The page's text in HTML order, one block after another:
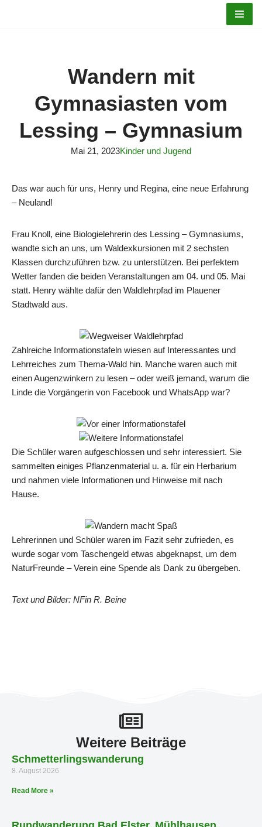
Wandern mit
Gymnasiasten vom
Lessing – Gymnasium
Mai 21, 2023Kinder und Jugend
Das war auch für uns, Henry und Regina, eine neue Erfahrung
– Neuland!
Frau Knoll, eine Biologielehrerin des Lessing – Gymnasiums,
wandte sich an uns, um Waldexkursionen mit 2 sechsten
Klassen durchzuführen bzw. zu unterstützen. Bei perfektem
Wetter fanden die beiden Veranstaltungen am 04. und 05. Mai
statt. Henry wählte dafür den Waldlehrpfad im Plauener
Stadtwald aus.
Zahlreiche Informationstafeln wiesen auf Interessantes und
Lehrreiches zum Thema-Wald hin. Manche waren auch mit
einen Augenzwinkern zu lesen – oder weiß jemand, warum die
Linde die Vorgängerin von Facebook und WhatsApp war?
Die Schüler waren aufgeschlossen und sehr interessiert. Sie
sammelten einiges Pflanzenmaterial u. a. für ein Herbarium
und nahmen viele Informationen und Hinweise mit nach
Hause.
Lehrerinnen und Schüler waren im Fazit sehr zufrieden, es
wurde sogar vom Taschengeld etwas abgeknapst, um dem
NaturFreunde – Verein eine Spende als Dank zu übergeben.
Text und Bilder: NFin R. Beine
Weitere Beiträge
Schmetterlingswanderung
8. August 2026
Read More »